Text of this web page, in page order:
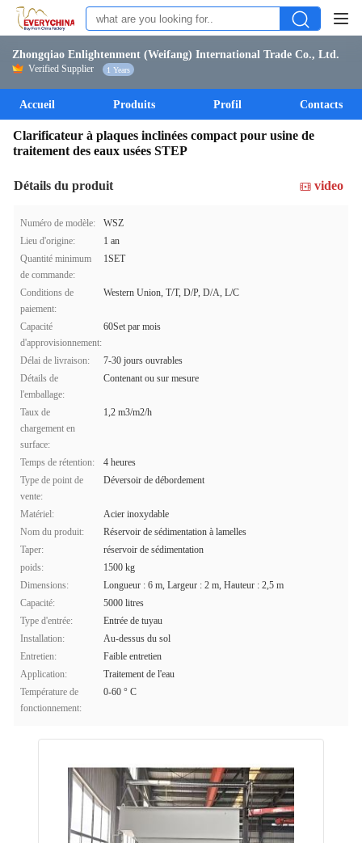
Zhongqiao Enlightenment (Weifang) International Trade Co., Ltd.
Verified Supplier 1 Years
Accueil Produits Profil Contacts
Clarificateur à plaques inclinées compact pour usine de
traitement des eaux usées STEP
Détails du produit video
Numéro de modèle:
WSZ
Lieu d'origine:
1 an
Quantité minimum
de commande:
1SET
Conditions de
paiement:
Western Union, T/T, D/P, D/A, L/C
Capacité
d'approvisionnement:
60Set par mois
Délai de livraison:
7-30 jours ouvrables
Détails de
l'emballage:
Contenant ou sur mesure
Taux de
chargement en
surface:
1,2 m3/m2/h
Temps de rétention:
4 heures
Type de point de
vente:
Déversoir de débordement
Matériel:
Acier inoxydable
Nom du produit:
Réservoir de sédimentation à lamelles
Taper:
réservoir de sédimentation
poids:
1500 kg
Dimensions:
Longueur : 6 m, Largeur : 2 m, Hauteur : 2,5 m
Capacité:
5000 litres
Type d'entrée:
Entrée de tuyau
Installation:
Au-dessus du sol
Entretien:
Faible entretien
Application:
Traitement de l'eau
Température de
fonctionnement:
0-60 ° C